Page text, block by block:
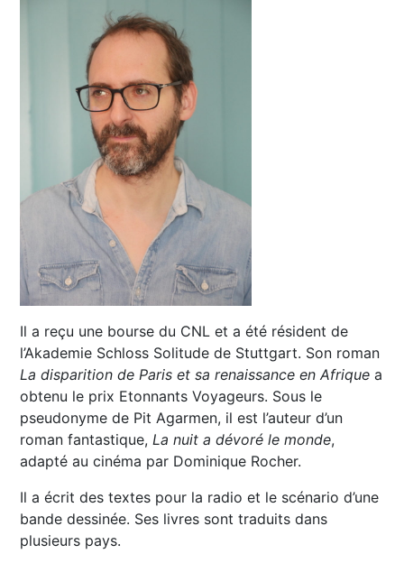
Il a reçu une bourse du CNL et a été résident de
l’Akademie Schloss Solitude de Stuttgart. Son roman
La disparition de Paris et sa renaissance en Afrique a
obtenu le prix Etonnants Voyageurs. Sous le
pseudonyme de Pit Agarmen, il est l’auteur d’un
roman fantastique,La nuit a dévoré le monde,
adapté au cinéma par Dominique Rocher.
Il a écrit des textes pour la radio et le scénario d’une
bande dessinée. Ses livres sont traduits dans
plusieurs pays.